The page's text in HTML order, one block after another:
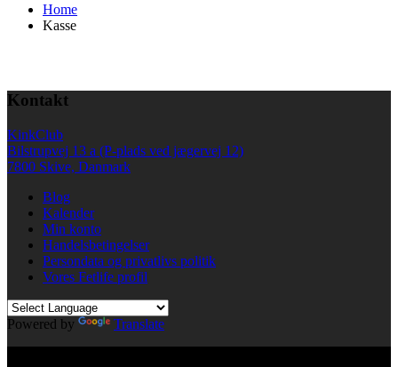
Home
Kasse
Kontakt
KinkClub
Bilstrupvej 13 a (P-plads ved jægervej 12)
7800 Skive, Danmark
Blog
Kalender
Min konto
Handelsbetingelser
Persondata og privatlivs politik
Vores Fetlife profil
Powered by
Translate